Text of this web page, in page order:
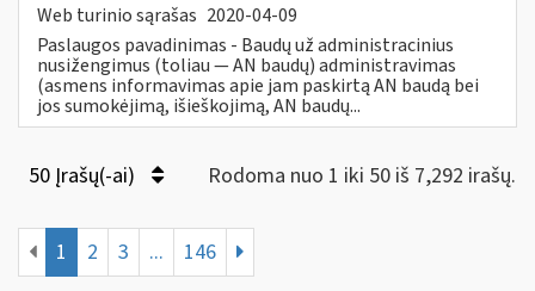
Web turinio sąrašas 2020-04-09
Paslaugos pavadinimas - Baudų už administracinius
nusižengimus (toliau — AN baudų) administravimas
(asmens informavimas apie jam paskirtą AN baudą bei
jos sumokėjimą, išieškojimą, AN baudų...
50 Įrašų(-ai) Rodoma nuo 1 iki 50 iš 7,292 irašų.
1 2 3 ... 146